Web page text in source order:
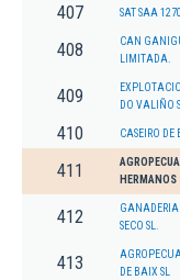
407 SAT SAA
408
CAN
LIMITADA.
409
DO VALIÑO SL
410 CASEIRO DE
411
412
GANADERIA
SECO SL.
413
DE BAIX SL